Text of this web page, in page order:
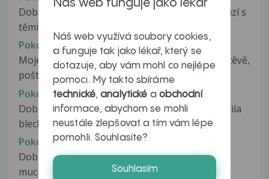
Dobrý den, už skoro dva týdny se dcera probouzí s
těmito kousanci. Je to skoro...
Pokousání blechou
Moje matka chová psy a když jsme byli na návštěvě,
poštípaly nás asi blechy....
Pokousání blechou
Dobrý den, na dovolené v Krkonoších jsem chytila
blechu, pokousala mě opakovaně...
Pokousání hmyzem
Dobrý den. Po kousnutí hmyzem, zřejmě
muchnička, se mi dělají velmi špatně se...
Náš web funguje jako lékař
Náš web využívá soubory cookies,
a funguje tak jako lékař, který se
dotazuje, aby vám mohl co nejlépe
pomoci. My takto sbíráme
technické,analytické a obchodní
informace, abychom se mohli
neustále zlepšovat a tím vám lépe
pomohli. Souhlasíte?
Souhlasím